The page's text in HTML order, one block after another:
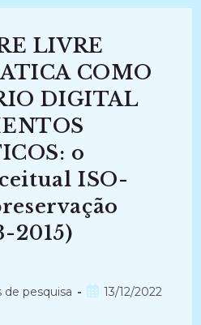
LIVRE
COMO
DIGITAL
o
ISO-
2015)
de pesquisa
Post13/12/2022